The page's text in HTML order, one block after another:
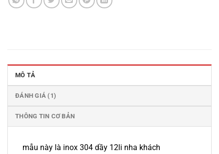
MÔ TẢ
ĐÁNH GIÁ (1)
THÔNG TIN CƠ BẢN
mẫu này là inox 304 dầy 12li nha khách